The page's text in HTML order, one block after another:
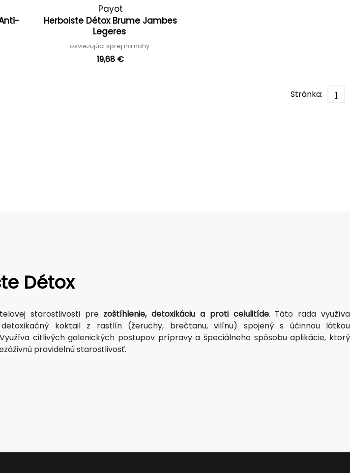
Payot
Herboiste Détox Brume Jambes
Legeres
osviežujúci sprej na nohy
19,68 €
Stránka: 1
Détox
starostlivosti pre zoštíhlenie, detoxikáciu a proti celulitíde. Táto rada využíva
detoxikačný koktail z rastlín (žeruchy, brečtanu, vilínu) spojený s účinnou látkou
citlivých galenických postupov prípravy a špeciálneho spôsobu aplikácie, ktorý
pravidelnú starostlivosť.